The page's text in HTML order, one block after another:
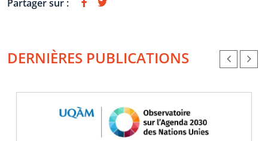
Partager sur :
DERNIÈRES PUBLICATIONS